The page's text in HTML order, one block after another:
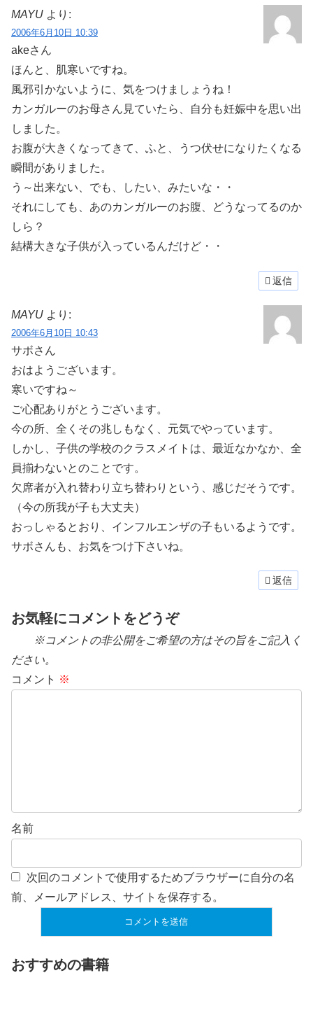
MAYU より:
2006年6月10日 10:39
akeさん
ほんと、肌寒いですね。
風邪引かないように、気をつけましょうね！
カンガルーのお母さん見ていたら、自分も妊娠中を思い出
しました。
お腹が大きくなってきて、ふと、うつ伏せになりたくなる
瞬間がありました。
う～出来ない、でも、したい、みたいな・・
それにしても、あのカンガルーのお腹、どうなってるのか
しら？
結構大きな子供が入っているんだけど・・
返信
MAYU より:
2006年6月10日 10:43
サボさん
おはようございます。
寒いですね～
ご心配ありがとうございます。
今の所、全くその兆しもなく、元気でやっています。
しかし、子供の学校のクラスメイトは、最近なかなか、全
員揃わないとのことです。
欠席者が入れ替わり立ち替わりという、感じだそうです。
（今の所我が子も大丈夫）
おっしゃるとおり、インフルエンザの子もいるようです。
サボさんも、お気をつけ下さいね。
返信
お気軽にコメントをどうぞ
※コメントの非公開をご希望の方はその旨をご記入く
ださい。
コメント ※
名前
次回のコメントで使用するためブラウザーに自分の名
前、メールアドレス、サイトを保存する。
おすすめの書籍